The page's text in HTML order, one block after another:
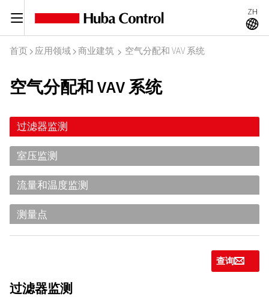
C ZH
A
首页 I 应用领域 I 商业建筑 I 空气分配和 VAV 系统
空气分配和 VAV 系统
过滤器监测
室压监测
流量和温度监测
测量点
查询g
过滤器监测